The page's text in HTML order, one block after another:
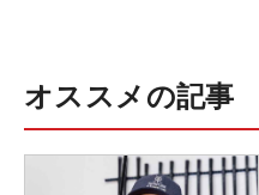
オススメの記事